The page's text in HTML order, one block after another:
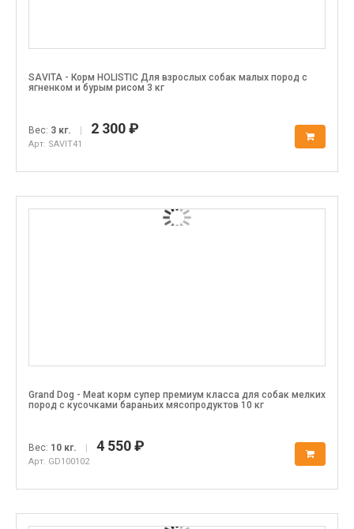
SAVITA - Корм HOLISTIC Для взрослых собак малых пород с
ягненком и бурым рисом 3 кг
Вес: 3 кг. 2 300 ₽
Арт. SAVIT41
Grand Dog - Meat корм супер премиум класса для собак мелких
пород с кусочками бараньих мясопродуктов 10 кг
Вес: 10 кг. 4 550 ₽
Арт. GD100102